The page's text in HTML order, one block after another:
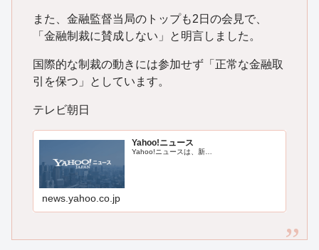
また、金融監督当局のトップも2日の会見で、
「金融制裁に賛成しない」と明言しました。
国際的な制裁の動きには参加せず「正常な金融取
引を保つ」としています。
テレビ朝日
Yahoo!ニュース
Yahoo!ニュースは、新…
news.yahoo.co.jp